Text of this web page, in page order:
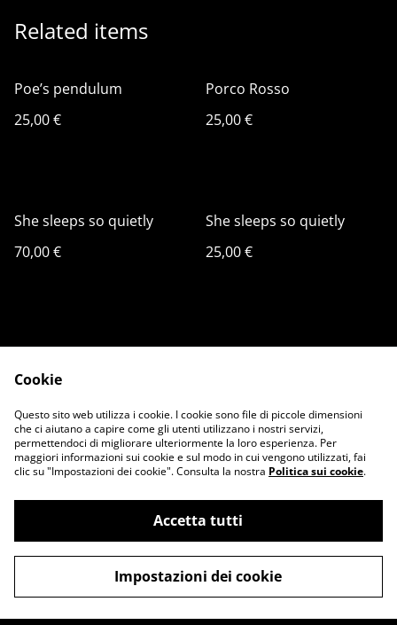
Related items
Poe’s pendulum
25,00 €
Porco Rosso
25,00 €
She sleeps so quietly
70,00 €
She sleeps so quietly
25,00 €
Contattami
Condizioni legali
Privacy Policy
Cookie Policy
©2026Emaskew’s Online Labs
powered by
Cookie
Questo sito web utilizza i cookie. I cookie sono file di piccole dimensioni
che ci aiutano a capire come gli utenti utilizzano i nostri servizi,
permettendoci di migliorare ulteriormente la loro esperienza. Per
maggiori informazioni sui cookie e sul modo in cui vengono utilizzati, fai
clic su "Impostazioni dei cookie". Consulta la nostra Politica sui cookie.
Accetta tutti
Impostazioni dei cookie